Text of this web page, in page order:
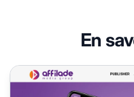
En
Programme d'affiliation